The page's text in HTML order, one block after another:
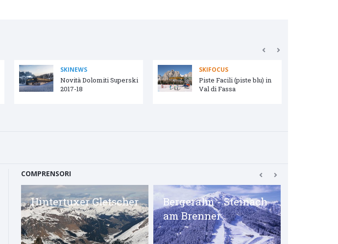
SKINEWS
Novità Dolomiti Superski
2017-18
SKIFOCUS
Piste Facili (piste blu) in
Val di Fassa
COMPRENSORI
Hintertuxer Gletscher
Bergeralm - Steinach
am Brenner